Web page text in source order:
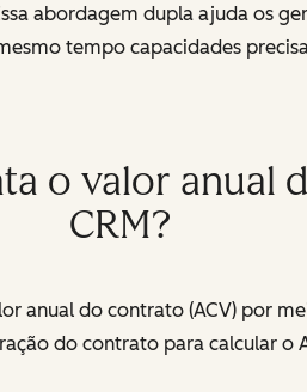
abordagem dupla ajuda os
tempo capacidades
o valor anual
CRM?
anual do contrato (ACV) por
do contrato para calcular o